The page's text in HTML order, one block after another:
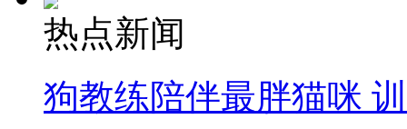
热点新闻
狗教练陪伴最胖猫咪